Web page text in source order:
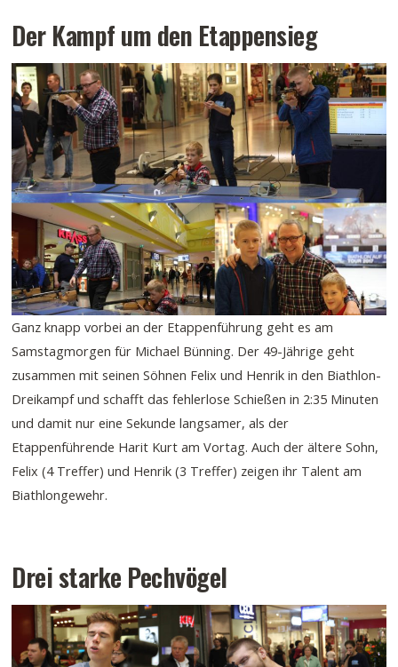
Der Kampf um den Etappensieg
Ganz knapp vorbei an der Etappenführung geht es am
Samstagmorgen für Michael Bünning. Der 49-Jährige geht
zusammen mit seinen Söhnen Felix und Henrik in den Biathlon-
Dreikampf und schafft das fehlerlose Schießen in 2:35 Minuten
und damit nur eine Sekunde langsamer, als der
Etappenführende Harit Kurt am Vortag. Auch der ältere Sohn,
Felix (4 Treffer) und Henrik (3 Treffer) zeigen ihr Talent am
Biathlongewehr.
Drei starke Pechvögel